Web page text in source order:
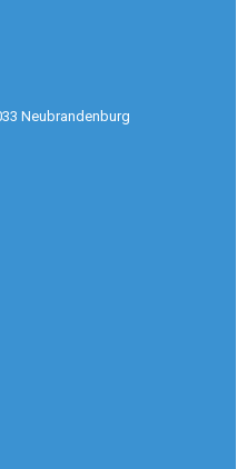
Neubrandenburg